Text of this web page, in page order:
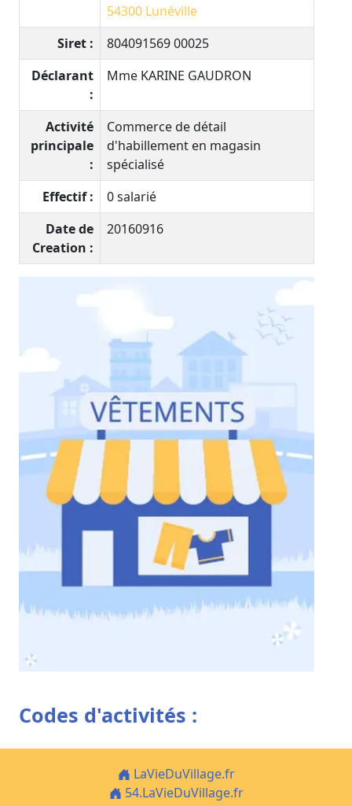
54300 Lunéville
Siret :
804091569 00025
Déclarant
:
Mme KARINE GAUDRON
Activité
principale
:
Commerce de détail
d'habillement en magasin
spécialisé
Effectif :
0 salarié
Date de
Creation :
20160916
Codes d'activités :
LaVieDuVillage.fr
54.LaVieDuVillage.fr